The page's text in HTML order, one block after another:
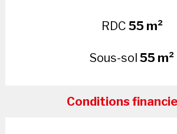
RDC 55 m²
Sous-sol55 m²
Conditions